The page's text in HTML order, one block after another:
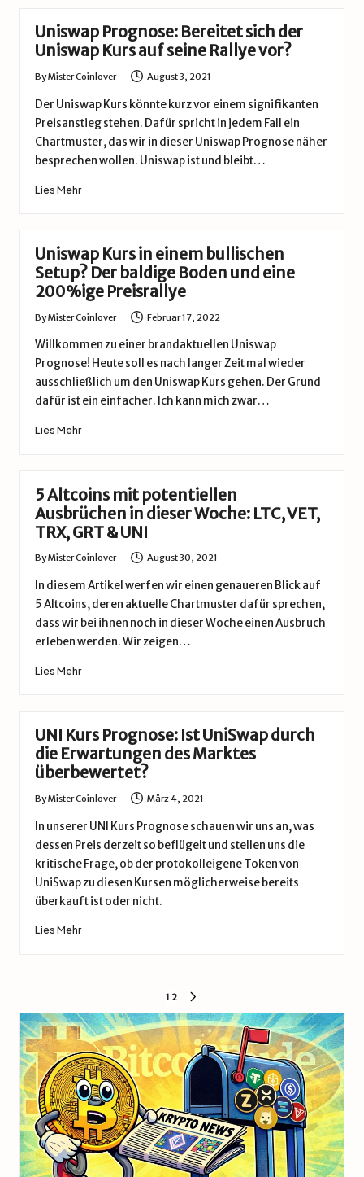
Uniswap Prognose: Bereitet sich der
Uniswap Kurs auf seine Rallye vor?
Posted
by
ByMister Coinlover August 3, 2021
Der Uniswap Kurs könnte kurz vor einem signifikanten
Preisanstieg stehen. Dafür spricht in jedem Fall ein
Chartmuster, das wir in dieser Uniswap Prognose näher
besprechen wollen. Uniswap ist und bleibt…
Lies Mehr
Uniswap Kurs in einem bullischen
Setup? Der baldige Boden und eine
200%ige Preisrallye
Posted
by
ByMister Coinlover Februar 17, 2022
Willkommen zu einer brandaktuellen Uniswap
Prognose! Heute soll es nach langer Zeit mal wieder
ausschließlich um den Uniswap Kurs gehen. Der Grund
dafür ist ein einfacher. Ich kann mich zwar…
Lies Mehr
5 Altcoins mit potentiellen
Ausbrüchen in dieser Woche: LTC, VET,
TRX, GRT & UNI
Posted
by
ByMister Coinlover August 30, 2021
In diesem Artikel werfen wir einen genaueren Blick auf
5 Altcoins, deren aktuelle Chartmuster dafür sprechen,
dass wir bei ihnen noch in dieser Woche einen Ausbruch
erleben werden. Wir zeigen…
Lies Mehr
UNI Kurs Prognose: Ist UniSwap durch
die Erwartungen des Marktes
überbewertet?
Posted
by
ByMister Coinlover März 4, 2021
In unserer UNI Kurs Prognose schauen wir uns an, was
dessen Preis derzeit so beflügelt und stellen uns die
kritische Frage, ob der protokolleigene Token von
UniSwap zu diesen Kursen möglicherweise bereits
überkauft ist oder nicht.
Lies Mehr
Seitennummerierung
der
Beiträge
1 2
SEITE